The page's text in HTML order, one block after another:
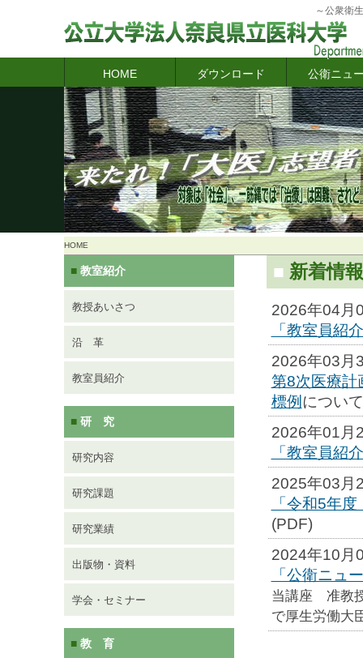
～公衆衛
HOME ダウンロード 公衛ニュ
HOME
■教室紹介
教授あいさつ
沿 革
教室員紹介
■研 究
研究内容
研究課題
研究業績
出版物・資料
学会・セミナー
■教 育
■ 新着情報
2026年04
「教室員紹
2026年03
第8次医療計
標例 につい
2026年01
「教室員紹
2025年03
「令和5年
(PDF)
2024年10月
「公衛ニュ
当講座 准教
で厚生労働大